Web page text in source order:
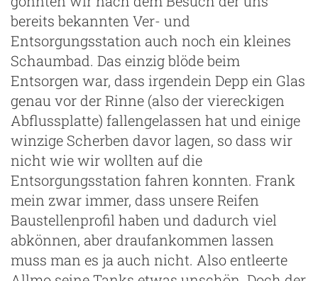
bereits bekannten Ver- und
Entsorgungsstation auch noch ein kleines
Schaumbad. Das einzig blöde beim
Entsorgen war, dass irgendein Depp ein Glas
genau vor der Rinne (also der viereckigen
Abflussplatte) fallengelassen hat und einige
winzige Scherben davor lagen, so dass wir
nicht wie wir wollten auf die
Entsorgungsstation fahren konnten. Frank
mein zwar immer, dass unsere Reifen
Baustellenprofil haben und dadurch viel
abkönnen, aber draufankommen lassen
muss man es ja auch nicht. Also entleerte